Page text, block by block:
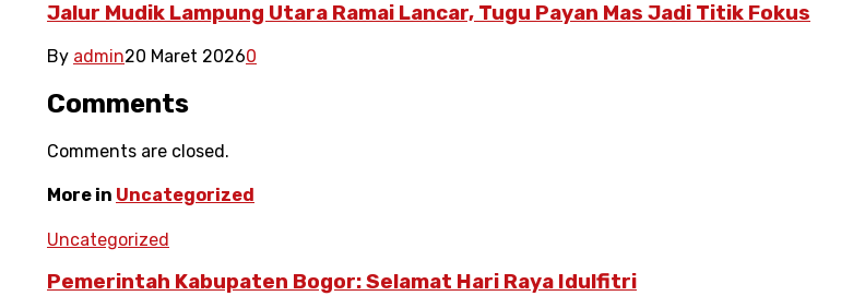
Jalur Mudik Lampung Utara Ramai Lancar, Tugu Payan Mas Jadi Titik Fokus
By admin20 Maret 20260
Comments
Comments are closed.
More in Uncategorized
Uncategorized
Pemerintah Kabupaten Bogor: Selamat Hari Raya Idulfitri